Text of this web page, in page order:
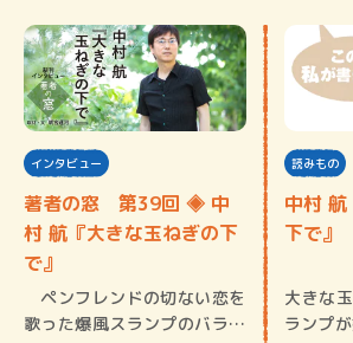
インタビュー
著者の窓 第39回 ◈ 中
村 航『大きな玉ねぎの下
で』
ペンフレンドの切ない恋を
歌った爆風スランプのバラー
読みもの
中村 航
下で』
大きな
ランプ